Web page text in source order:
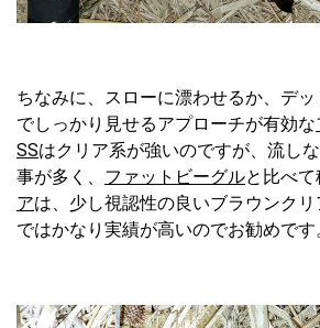
ちなみに、スローに漂わせるか、デ
でしっかり見せるアプローチが有効な
SSはクリア系が強いのですが、流し
事が多く、 ファットビーグルと比べ
アは、少し視認性の良いブラウンクリ
ではかなり実績が高いのでお勧めです